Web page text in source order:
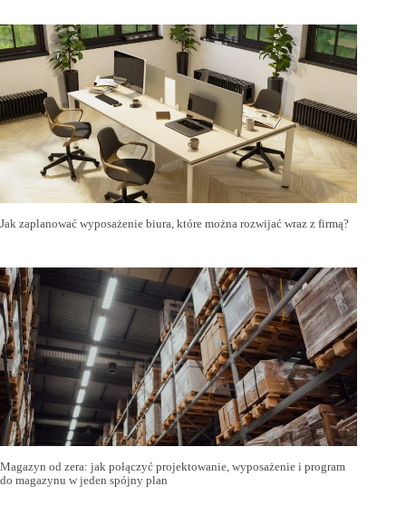
Jak zaplanować wyposażenie biura, które można rozwijać wraz z firmą?
Magazyn od zera: jak połączyć projektowanie, wyposażenie i program
do magazynu w jeden spójny plan